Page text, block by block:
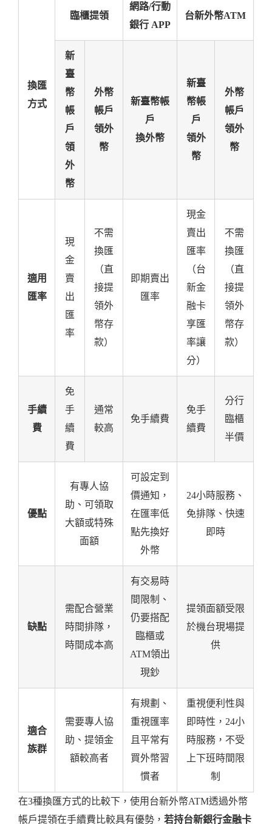
換匯
方式
臨櫃提領
網路/行動
銀行 APP
台新外幣ATM
新
臺
幣
帳
戶
領
外
幣
外幣
帳戶
領外
幣
新臺幣帳
戶
換外幣
新臺
幣帳
戶
領外
幣
外幣
帳戶
領外
幣
適用
匯率
現
金
賣
出
匯
率
不需
換匯
（直
接提
領外
幣存
款）
即期賣出
匯率
現金
賣出
匯率
（台
新金
融卡
享匯
率讓
分）
不需
換匯
（直
接提
領外
幣存
款）
手續
費
免
手
續
費
通常
較高
免手續費
免手
續費
分行
臨櫃
半價
優點
有專人協
助、可領取
大額或特殊
面額
可設定到
價通知，
在匯率低
點先換好
外幣
24小時服務、
免排隊、快速
即時
缺點
需配合營業
時間排隊，
時間成本高
有交易時
間限制、
仍要搭配
臨櫃或
ATM領出
現鈔
提領面額受限
於機台現場提
供
適合
族群
需要專人協
助、提領金
額較高者
有規劃、
重視匯率
且平常有
買外幣習
慣者
重視便利性與
即時性，24小
時服務，不受
上下班時間限
制
在3種換匯方式的比較下，使用台新外幣ATM透過外幣
帳戶提領在手續費比較具有優勢， 若持台新銀行金融卡